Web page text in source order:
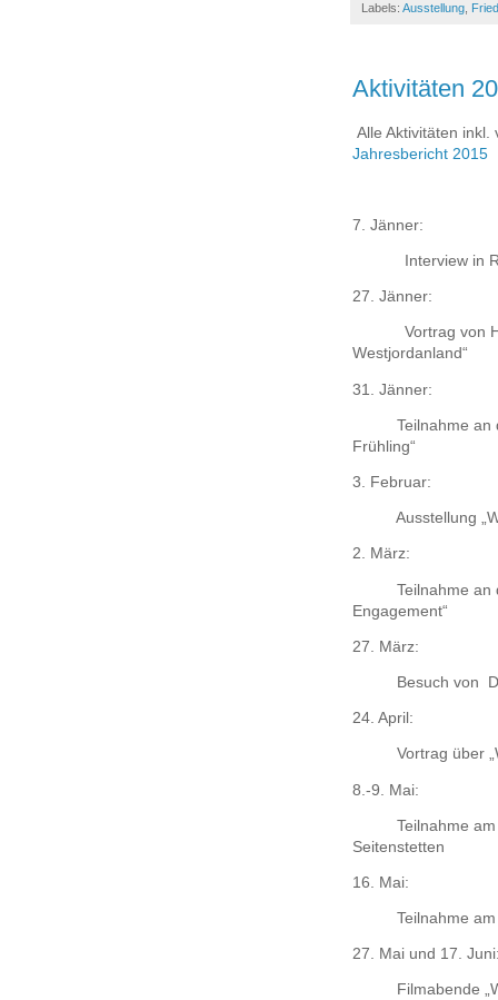
Labels: Ausstellung
Aktivitäten
Alle Aktivitäten inkl.
Jahresbericht 2015
7. Jänner:
Interview in
27. Jänner:
Vortrag von
Westjordanland“
31. Jänner:
Teilnahme an
Frühling“
3. Februar:
Ausstellung
2. März:
Teilnahme an
Engagement“
27. März:
Besuch von
24. April:
Vortrag über
8.-9. Mai:
Teilnahme
Seitenstetten
16. Mai:
Teilnahme
27. Mai und 17.
Filmabende